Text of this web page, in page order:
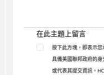
在此主題上留言
按下此方塊，即表示
具備美國聯邦政府的
或代表其提交資訊。